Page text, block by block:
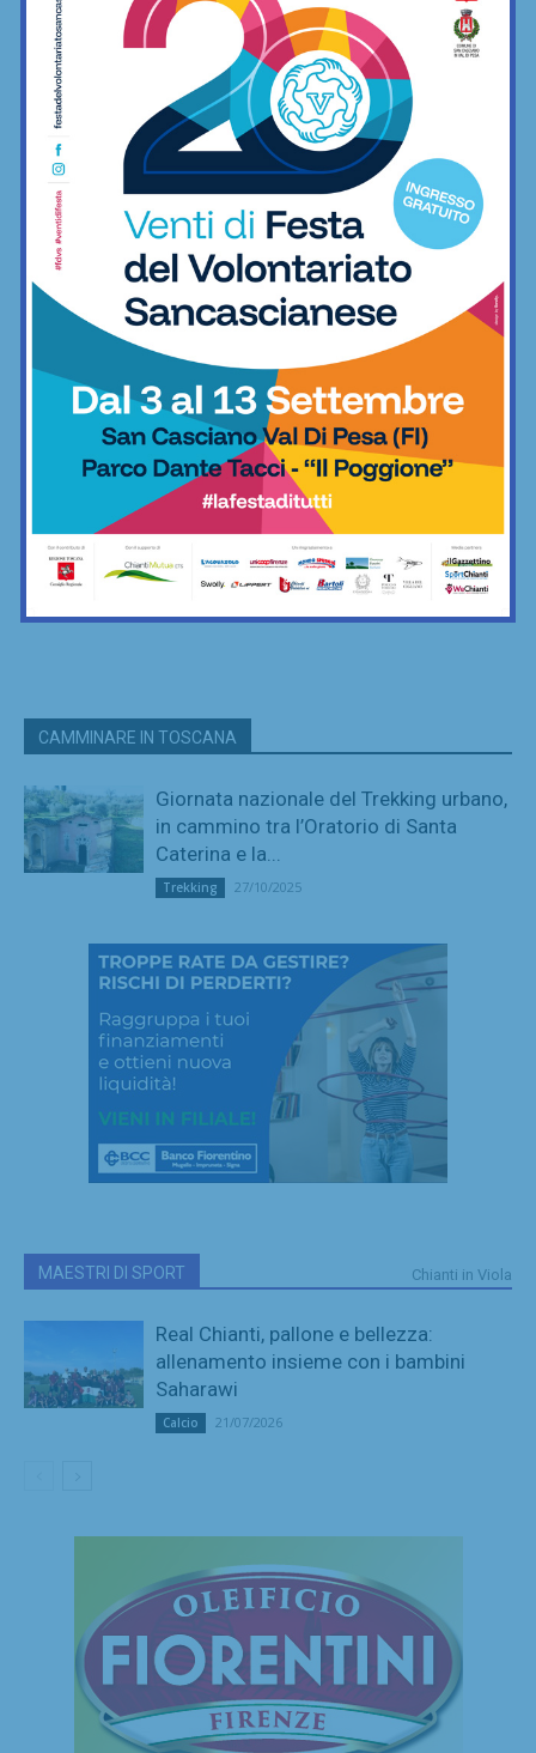
CAMMINARE IN TOSCANA
Giornata nazionale del Trekking urbano,
in cammino tra l’Oratorio di Santa
Caterina e la...
Trekking 27/10/2025
MAESTRI DI SPORT Chianti in Viola
Real Chianti, pallone e bellezza:
allenamento insieme con i bambini
Saharawi
Calcio 21/07/2026